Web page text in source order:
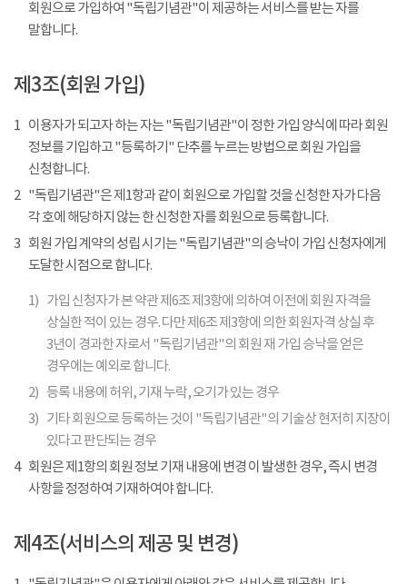
회원으로 가입하여 "독립기념관"이 제공하는 서비스를 받는 자를
말합니다.
제3조(회원 가입)
1 이용자가 되고자 하는 자는 "독립기념관"이 정한 가입 양식에 따라 회원
정보를 기입하고 "등록하기" 단추를 누르는 방법으로 회원 가입을
신청합니다.
2 "독립기념관"은 제1항과 같이 회원으로 가입할 것을 신청한 자가 다음
각 호에 해당하지 않는 한 신청한 자를 회원으로 등록합니다.
3 회원 가입 계약의 성립 시기는 "독립기념관"의 승낙이 가입 신청자에게
도달한 시점으로 합니다.
1) 가입 신청자가 본 약관 제6조 제3항에 의하여 이전에 회원 자격을
상실한 적이 있는 경우. 다만 제6조 제3항에 의한 회원자격 상실 후
3년이 경과한 자로서 "독립기념관"의 회원 재 가입 승낙을 얻은
경우에는 예외로 합니다.
2) 등록 내용에 허위, 기재 누락, 오기가 있는 경우
3) 기타 회원으로 등록하는 것이 "독립기념관"의 기술상 현저히 지장이
있다고 판단되는 경우
4
회원은 제1항의 회원 정보 기재 내용에 변경 이 발생한 경우, 즉시 변경
사항을 정정하여 기재하여야 합니다.
제4조(서비스의 제공 및 변경)